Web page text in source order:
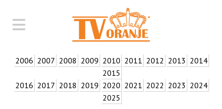
2006 2007 2008 2009 2010 2011 2012 2013 2014
2015
2016 2017 2018 2019 2020 2021 2022 2023 2024
2025